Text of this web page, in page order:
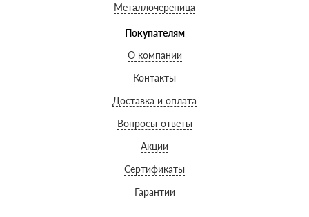
Металлочерепица
Покупателям
О компании
Контакты
Доставка и оплата
Вопросы-ответы
Акции
Сертификаты
Гарантии